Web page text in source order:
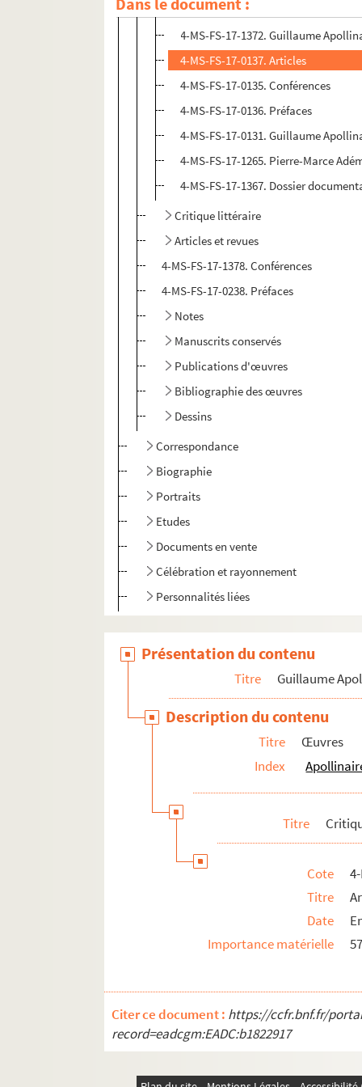
8-MS-FS-17-0027. Catalogue de
4-MS-FS-17-1372. Guillaume
4-MS-FS-17-0137. Articles
4-MS-FS-17-0135. Conférences
4-MS-FS-17-0136. Préfaces
4-MS-FS-17-0131. Guillaume
4-MS-FS-17-1265. Pierre-Marce
4-MS-FS-17-1367. Dossier
Critique littéraire
Articles et revues
4-MS-FS-17-1378. Conférences
4-MS-FS-17-0238. Préfaces
Notes
Manuscrits conservés
Publications d'œuvres
Bibliographie des œuvres
Dessins
Correspondance
Biographie
Portraits
Etudes
Documents en vente
Célébration et rayonnement
Personnalités liées
Présentation du contenu
Titre Guillaume
Description du contenu
Titre
Œuvres
Index
Titre
Cote
Titre
Date
Importance matérielle
Citer ce document : https://ccfr.bnf.fr/
record=eadcgm:EADC:b1822917